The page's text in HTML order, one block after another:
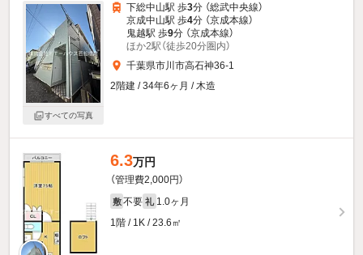
すべての写真
下総中山駅 歩3分 （総武中央線）
京成中山駅 歩4分 （京成本線）
鬼越駅 歩9分 （京成本線）
ほか2駅（徒歩20分圏内）
千葉県市川市高石神36-1
2階建 / 34年6ヶ月 / 木造
6.3万円
（管理費2,000円）
敷 不要 礼 1.0ヶ月
1階 / 1K / 23.6㎡